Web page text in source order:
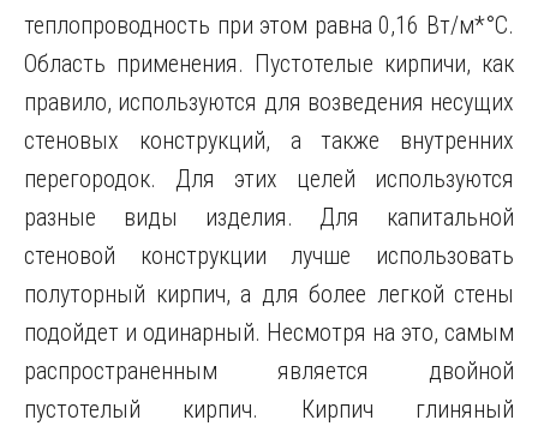
теплопроводность при этом равна 0,16 Вт/м*°C.
Область применения. Пустотелые кирпичи, как
правило, используются для возведения несущих
стеновых конструкций, а также внутренних
перегородок. Для этих целей используются
разные виды изделия. Для капитальной
стеновой конструкции лучше использовать
полуторный кирпич, а для более легкой стены
подойдет и одинарный. Несмотря на это, самым
распространенным является двойной
пустотелый кирпич. Кирпич глиняный